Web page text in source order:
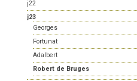
j22
j23
Georges
Fortunat
Adalbert
Robert de Bruges